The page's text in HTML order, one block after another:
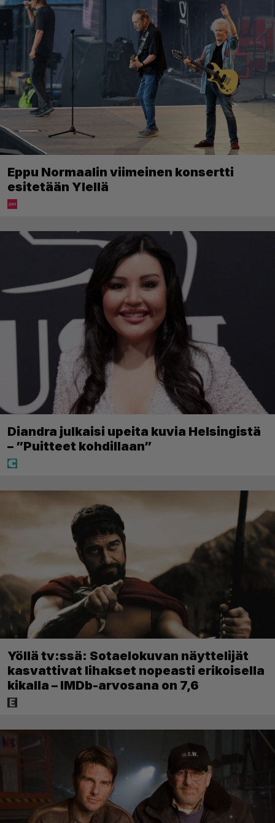
Eppu Normaalin viimeinen konsertti
esitetään Ylellä
Diandra julkaisi upeita kuvia Helsingistä
– ”Puitteet kohdillaan”
Yöllä tv:ssä: Sotaelokuvan näyttelijät
kasvattivat lihakset nopeasti erikoisella
kikalla – IMDb-arvosana on 7,6